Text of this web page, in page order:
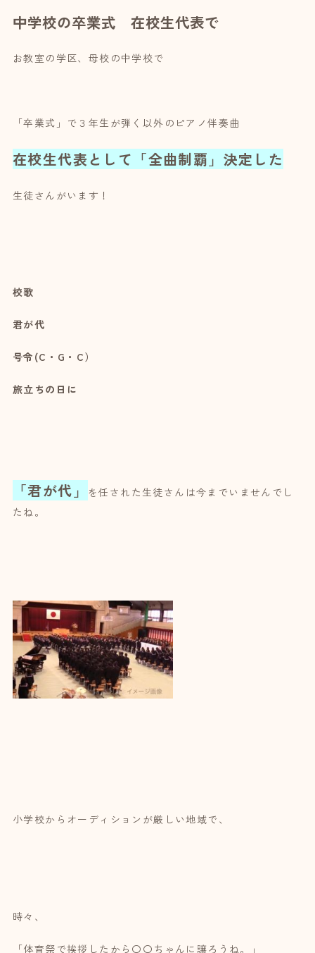
中学校の卒業式 在校生代表で
お教室の学区、母校の中学校で
「卒業式」で３年生が弾く以外のピアノ伴奏曲
在校生代表として「全曲制覇」決定した
生徒さんがいます！
校歌
君が代
号令(C・G・C）
旅立ちの日に
「君が代」
を任された生徒さんは今までいませんでし
たね。
小学校からオーディションが厳しい地域で、
時々、
「体育祭で挨拶したから〇〇ちゃんに譲ろうね。」